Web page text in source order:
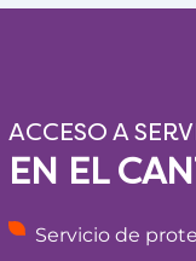
ACCESO A
EN EL
Servicio de